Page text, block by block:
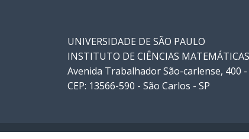
UNIVERSIDADE DE SÃO PAULO
INSTITUTO DE CIÊNCIAS
Avenida Trabalhador São-carlense, 400
CEP: 13566-590 - São Carlos - SP